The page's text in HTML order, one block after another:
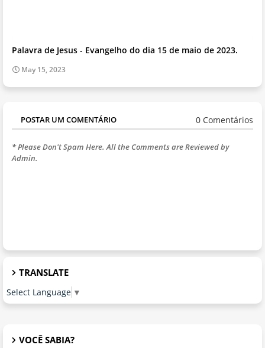
Palavra de Jesus - Evangelho do dia 15 de maio de 2023.
May 15, 2023
POSTAR UM COMENTÁRIO 0 Comentários
* Please Don't Spam Here. All the Comments are Reviewed by
Admin.
TRANSLATE
Select Language ▼
VOCÊ SABIA?